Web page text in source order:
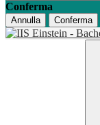
Conferma
Annulla Conferma